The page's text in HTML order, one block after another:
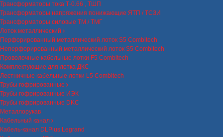
Трансформаторы тока Т-0.66 , ТШП
Трансформаторы напряжения понижающие ЯТП / ТСЗИ
Трансформаторы силовые ТМ / ТМГ
Лоток металлический
Перфорированный металлический лоток S5 Combitech
Неперфорированный металлический лоток S5 Combitech
Проволочные кабельные лотки F5 Combitech
Комплектующие для лотка ДКС
Лестничные кабельные лотки L5 Combitech
Трубы гофрированные
Трубы гофрированные ИЭК
Трубы гофрированные DKC
Металлорукав
Кабельный канал
Кабель-канал DLPlus Legrand